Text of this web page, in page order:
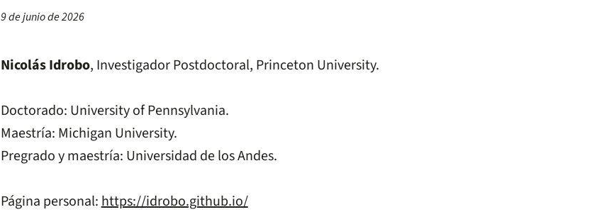
9 de junio de 2026
Nicolás Idrobo, Investigador Postdoctoral, Princeton University.
Doctorado: University of Pennsylvania.
Maestría: Michigan University.
Pregrado y maestría: Universidad de los Andes.
Página personal:https://idrobo.github.io/